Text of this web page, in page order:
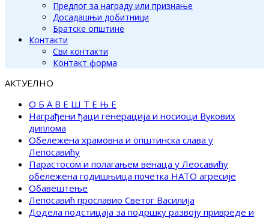
Предлог за награду или признање
Досадашњи добитници
Братске општине
Контакти
Сви контакти
Контакт форма
АКТУЕЛНО
О Б А В Е Ш Т Е Њ Е
Награђени ђаци генерација и носиоци Вукових
диплома
Обележена храмовна и општинска слава у
Лепосавићу
Парастосом и полагањем венаца у Леосавићу
обележена годишњица почетка НАТО агресије
Обавештење
Лепосавић прославио Светог Василија
Додела подстицаја за подршку развоју привреде и